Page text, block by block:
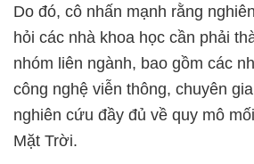
Do đó, cô nhấn mạnh rằng
hỏi các nhà khoa học cần phải
nhóm liên ngành, bao gồm các
công nghệ viễn thông, chuyên
nghiên cứu đầy đủ về quy mô
Mặt Trời.